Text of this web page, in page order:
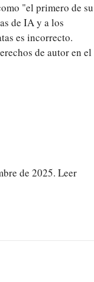
"el primero de su
de IA y a los
es incorrecto.
de autor en el
de 2025. Leer